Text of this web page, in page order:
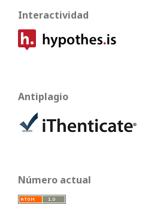
Interactividad
Antiplagio
Número actual